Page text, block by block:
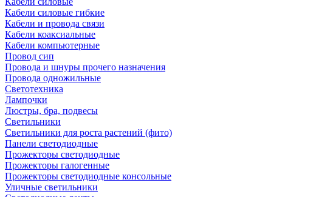
Кабели силовые гибкие
Кабели и провода связи
Кабели коаксиальные
Кабели компьютерные
Провод сип
Провода и шнуры прочего назначения
Провода одножильные
Светотехника
Лампочки
Люстры, бра, подвесы
Светильники
Светильники для роста растений (фито)
Панели светодиодные
Прожекторы светодиодные
Прожекторы галогенные
Прожекторы светодиодные консольные
Уличные светильники